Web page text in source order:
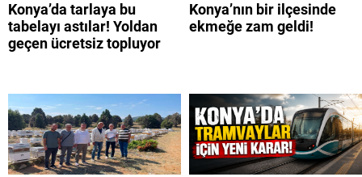
Konya’da tarlaya bu
tabelayı astılar! Yoldan
geçen ücretsiz topluyor
Konya’nın bir ilçesinde
ekmeğe zam geldi!